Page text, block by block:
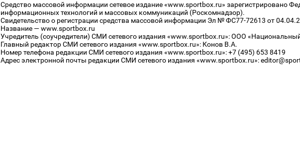
Средство массовой информации сетевое издание «www.sportbox.ru» зарегистрировано
информационных технологий и массовых коммуникаций (Роскомнадзор).
Свидетельство о регистрации средства массовой информации Эл № ФС77-72613 от
Название — www.sportbox.ru
Учредитель (соучредители) СМИ сетевого издания «www.sportbox.ru»: ООО
Главный редактор СМИ сетевого издания «www.sportbox.ru»: Конов В.А.
Номер телефона редакции СМИ сетевого издания «www.sportbox.ru»: +7 (495) 653 8419
Адрес электронной почты редакции СМИ сетевого издания «www.sportbox.ru»: